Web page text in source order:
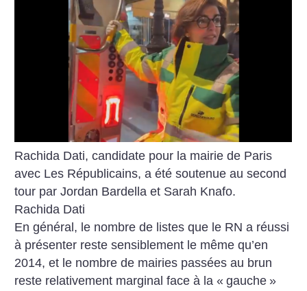
Rachida Dati, candidate pour la mairie de Paris
avec Les Républicains, a été soutenue au second
tour par Jordan Bardella et Sarah Knafo.
Rachida Dati
En général, le nombre de listes que le RN a réussi
à présenter reste sensiblement le même qu’en
2014, et le nombre de mairies passées au brun
reste relativement marginal face à la « gauche »